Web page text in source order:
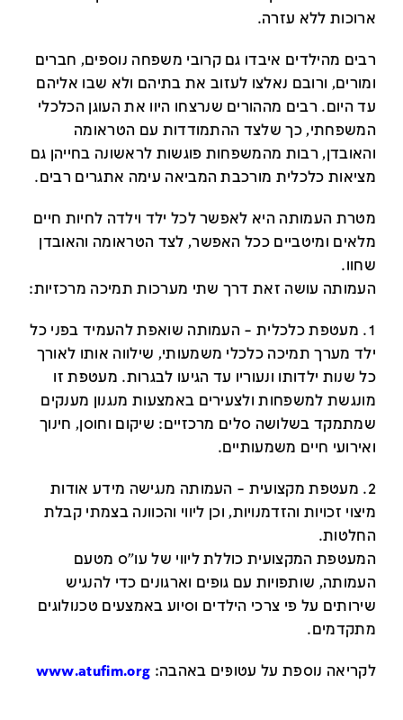
ארוכות ללא עזרה.
רבים מהילדים איבדו גם קרובי משפחה נוספים, חברים
ומורים, ורובם נאלצו לעזוב את בתיהם ולא שבו אליהם
עד היום. רבים מההורים שנרצחו היוו את העוגן הכלכלי
המשפחתי, כך שלצד ההתמודדות עם הטראומה
והאובדן, רבות מהמשפחות פוגשות לראשונה בחייהן גם
מציאות כלכלית מורכבת המביאה עימה אתגרים רבים.
מטרת העמותה היא לאפשר לכל ילד וילדה לחיות חיים
מלאים ומיטביים ככל האפשר, לצד הטראומה והאובדן
שחוו.
העמותה עושה זאת דרך שתי מערכות תמיכה מרכזיות:
1. מעטפת כלכלית – העמותה שואפת להעמיד בפני כל
ילד מערך תמיכה כלכלי משמעותי, שילווה אותו לאורך
כל שנות ילדותו ונעוריו עד הגיעו לבגרות. מעטפת זו
מונגשת למשפחות ולצעירים באמצעות מנגנון מענקים
שמתמקד בשלושה סלים מרכזיים: שיקום וחוסן, חינוך
ואירועי חיים משמעותיים.
2. מעטפת מקצועית – העמותה מנגישה מידע אודות
מיצוי זכויות והזדמנויות, וכן ליווי והכוונה בצמתי קבלת
החלטות.
המעטפת המקצועית כוללת ליווי של עו"ס מטעם
העמותה, שותפויות עם גופים וארגונים כדי להנגיש
שירותים על פי צרכי הילדים וסיוע באמצעים טכנולוגים
מתקדמים.
לקריאה נוספת על עטופים באהבה: www.atufim.org